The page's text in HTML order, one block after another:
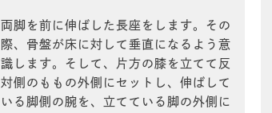
両脚を前に伸ばした長座をします。その
際、骨盤が床に対して垂直になるよう意
識します。そして、片方の膝を立てて反
対側のももの外側にセットし、伸ばして
いる脚側の腕を、立てている脚の外側に